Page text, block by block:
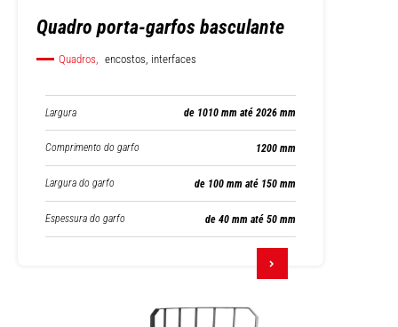
Quadro porta-garfos basculante
Quadros, encostos, interfaces
Largura de 1010 mm até 2026 mm
Comprimento do garfo 1200 mm
Largura do garfo de 100 mm até 150 mm
Espessura do garfo de 40 mm até 50 mm